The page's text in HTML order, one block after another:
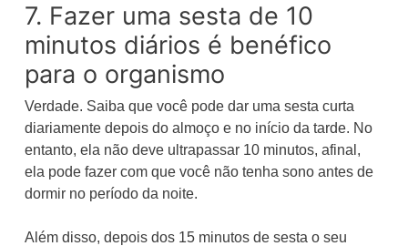
7. Fazer uma sesta de 10
minutos diários é benéfico
para o organismo
Verdade. Saiba que você pode dar uma sesta curta
diariamente depois do almoço e no início da tarde. No
entanto, ela não deve ultrapassar 10 minutos, afinal,
ela pode fazer com que você não tenha sono antes de
dormir no período da noite.
Além disso, depois dos 15 minutos de sesta o seu